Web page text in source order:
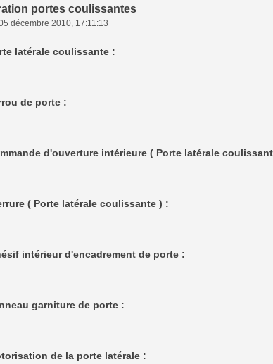
portes coulissantes
décembre 2010, 17:11:13
latérale coulissante :
de porte :
d'ouverture intérieure ( Porte latérale
( Porte latérale coulissante ) :
intérieur d'encadrement de porte :
garniture de porte :
de la porte latérale :